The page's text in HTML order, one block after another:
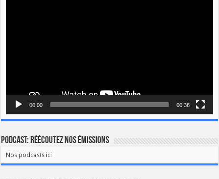
00:00 00:38
Podcast: Réécoutez nos émissions
Nos podcasts ici